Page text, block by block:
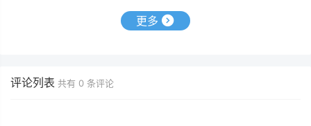
更多
评论列表 共有 0 条评论